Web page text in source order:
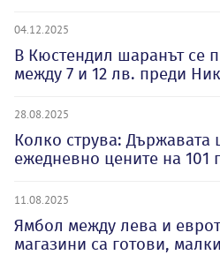
04.12.2025
В Кюстендил шаранът се
между 7 и 12 лв. преди
28.08.2025
Колко струва: Държавата
ежедневно цените на 101
11.08.2025
Ямбол между лева и
магазини са готови,